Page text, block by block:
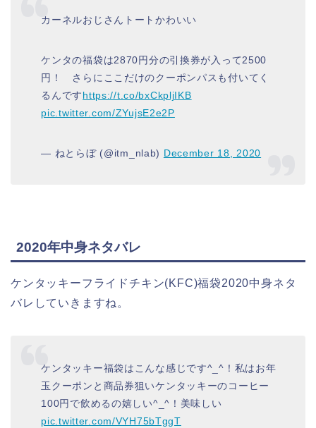
カーネルおじさんトートかわいい
ケンタの福袋は2870円分の引換券が入って2500
円！ さらにここだけのクーポンパスも付いてく
るんですhttps://t.co/bxCkpljIKB
pic.twitter.com/ZYujsE2e2P
— ねとらぼ (@itm_nlab) December 18, 2020
2020年中身ネタバレ
ケンタッキーフライドチキン(KFC)福袋2020中身ネタ
バレしていきますね。
ケンタッキー福袋はこんな感じです^_^！私はお年
玉クーポンと商品券狙いケンタッキーのコーヒー
100円で飲めるの嬉しい^_^！美味しい
pic.twitter.com/VYH75bTggT